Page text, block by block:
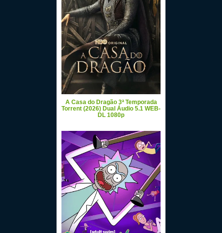
A Casa do Dragão 3ª Temporada
Torrent (2026) Dual Áudio 5.1 WEB-
DL 1080p